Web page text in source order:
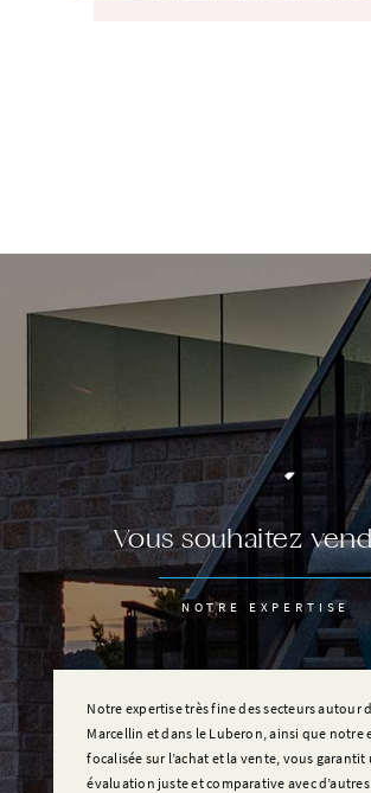
Vous souhaitez
NOTRE EXPERTISE
Notre expertise très fine des secteurs autour
Marcellin et dans le Luberon, ainsi que notre
focalisée sur l’achat et la vente, vous garantit
évaluation juste et comparative avec